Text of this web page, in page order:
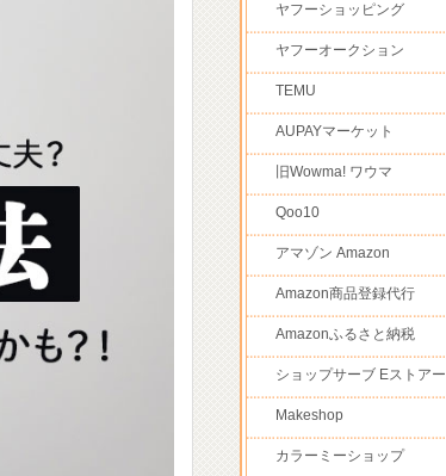
ヤフーショッピング
ヤフーオークション
TEMU
AUPAYマーケット
旧Wowma! ワウマ
Qoo10
アマゾン Amazon
Amazon商品登録代行
Amazonふるさと納税
ショップサーブ Eストアー
Makeshop
カラーミーショップ